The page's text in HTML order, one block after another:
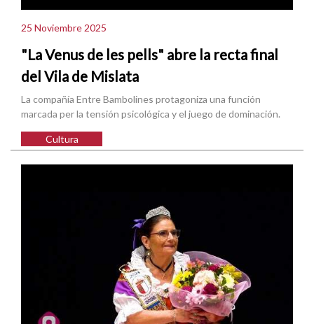
25 Noviembre 2025
"La Venus de les pells" abre la recta final
del Vila de Mislata
La compañía Entre Bambolines protagoniza una función
marcada per la tensión psicológica y el juego de dominación.
Cultura